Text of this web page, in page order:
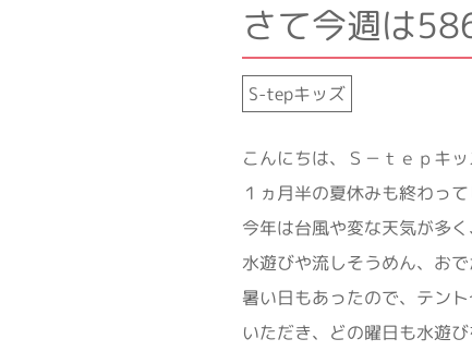
さて今週は
S-tepキッズ
こんにちは、Ｓ－ｔｅｐキッ
１ヵ月半の夏休みも終わって
今年は台風や変な天気が多
水遊びや流しそうめん、お
暑い日もあったので、テン
いただき、どの曜日も水遊